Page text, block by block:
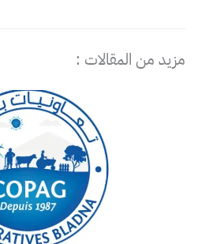
مزيد من المقالات :